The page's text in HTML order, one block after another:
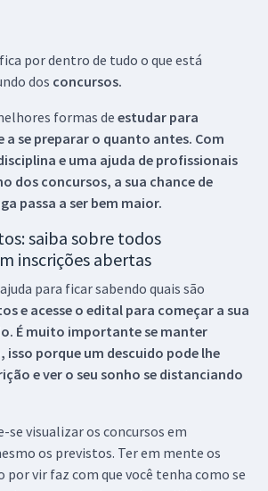
por dentro de tudo o que está
dos concursos.
formas de estudar para
a se preparar o quanto antes. Com
e uma ajuda de profissionais
dos concursos, a sua chance de
passa a ser bem maior.
saiba sobre todos
inscrições abertas
para ficar sabendo quais são
e acesse o edital para começar a sua
É muito importante se manter
porque um descuido pode lhe
e ver o seu sonho se distanciando
se visualizar os concursos em
os previstos. Ter em mente os
por vir faz com que você tenha como se